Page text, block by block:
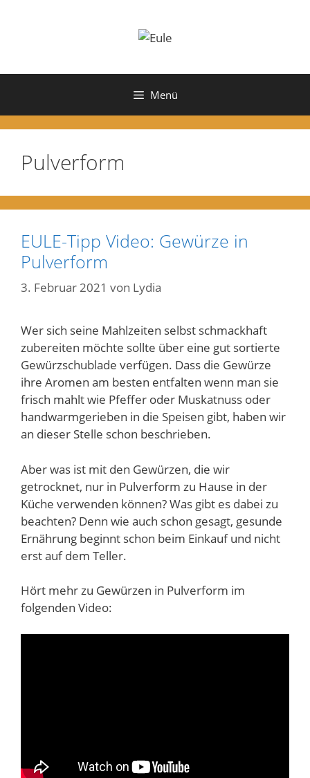
Menü
Pulverform
EULE-Tipp Video: Gewürze in
Pulverform
3. Februar 2021 von Lydia
Wer sich seine Mahlzeiten selbst schmackhaft
zubereiten möchte sollte über eine gut sortierte
Gewürzschublade verfügen. Dass die Gewürze
ihre Aromen am besten entfalten wenn man sie
frisch mahlt wie Pfeffer oder Muskatnuss oder
handwarmgerieben in die Speisen gibt, haben wir
an dieser Stelle schon beschrieben.
Aber was ist mit den Gewürzen, die wir
getrocknet, nur in Pulverform zu Hause in der
Küche verwenden können? Was gibt es dabei zu
beachten? Denn wie auch schon gesagt, gesunde
Ernährung beginnt schon beim Einkauf und nicht
erst auf dem Teller.
Hört mehr zu Gewürzen in Pulverform im
folgenden Video: